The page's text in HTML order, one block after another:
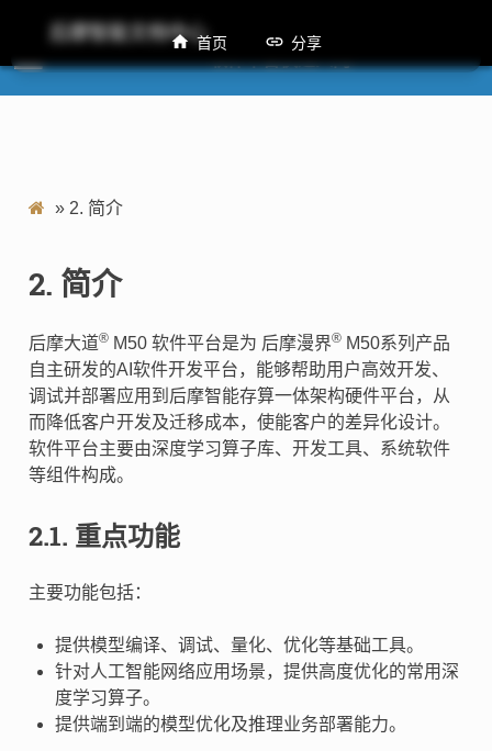
后摩智能文档中心
M50 软件平台快速入门
» 2. 简介
2. 简介
后摩大道®M50 软件平台是为 后摩漫界®M50系列产品
自主研发的AI软件开发平台，能够帮助用户高效开发、
调试并部署应用到后摩智能存算一体架构硬件平台，从
而降低客户开发及迁移成本，使能客户的差异化设计。
软件平台主要由深度学习算子库、开发工具、系统软件
等组件构成。
2.1. 重点功能
主要功能包括：
提供模型编译、调试、量化、优化等基础工具。
针对人工智能网络应用场景，提供高度优化的常用深
度学习算子。
提供端到端的模型优化及推理业务部署能力。
首页 分享